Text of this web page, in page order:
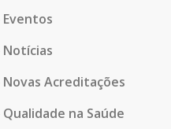
Eventos
Notícias
Novas Acreditações
Qualidade na Saúde